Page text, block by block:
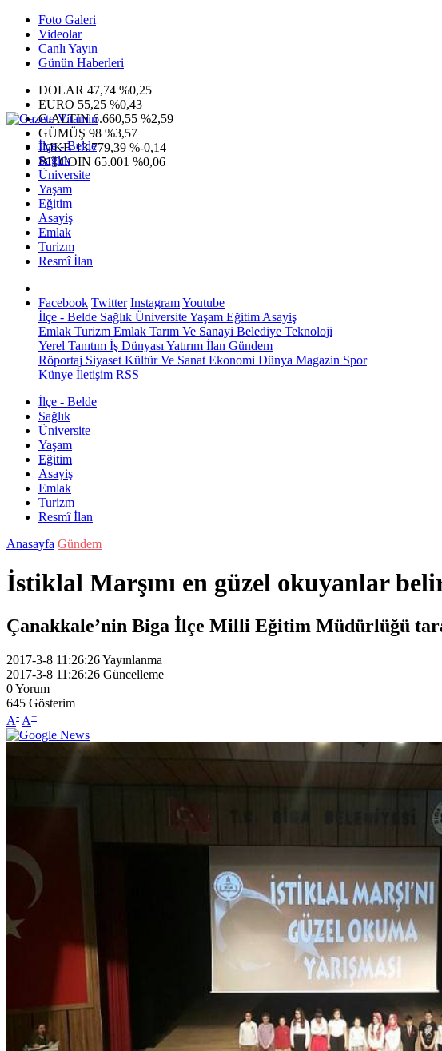
Foto Galeri
Videolar
Canlı Yayın
Günün Haberleri
DOLAR 47,74 %0,25
EURO 55,25 %0,43
G.ALTIN6.660,55 %2,59
GÜMÜŞ 98 %3,57
IMKB13.779,39 %-0,14
BITCOIN 65.001 %0,06
İlçe - Belde
Sağlık
Üniversite
Yaşam
Eğitim
Asayiş
Emlak
Turizm
Resmî İlan
Facebook Twitter InstagramYoutube
İlçe - Belde Sağlık ÜniversiteYaşam Eğitim Asayiş
Emlak Turizm Emlak Tarım Ve Sanayi Belediye Teknoloji
Yerel Tanıtım İş Dünyası Yatırım İlan Gündem
Röportaj Siyaset Kültür Ve Sanat Ekonomi Dünya Magazin Spor
Künye İletişim RSS
İlçe - Belde
Sağlık
Üniversite
Yaşam
Eğitim
Asayiş
Emlak
Turizm
Resmî İlan
Anasayfa Gündem
İstiklal Marşını en güzel okuyanlar
Çanakkale’nin Biga İlçe Milli Eğitim Müdürlüğü
2017-3-8 11:26:26Yayınlanma
2017-3-8 11:26:26 Güncelleme
0Yorum
645 Gösterim
A- A+